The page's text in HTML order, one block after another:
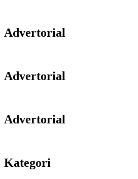
Advertorial
Advertorial
Advertorial
Kategori